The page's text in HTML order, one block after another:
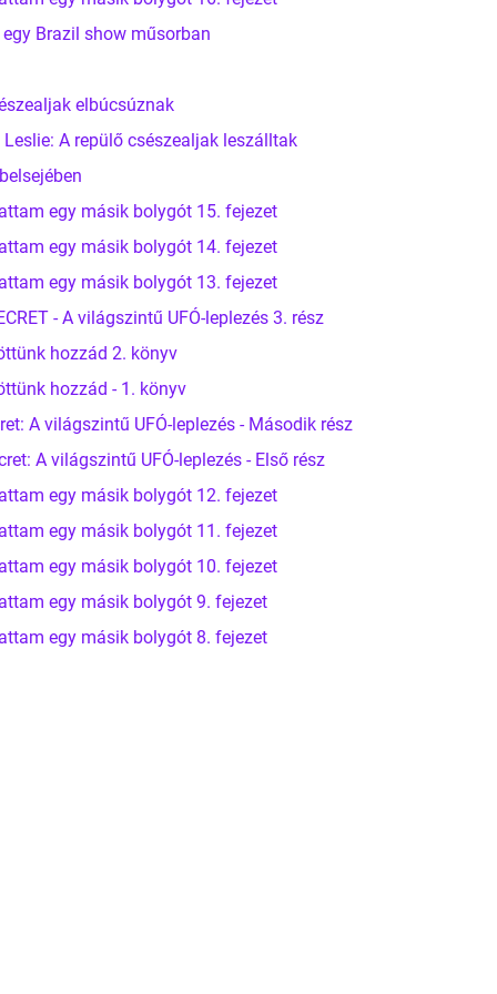
Brazil show műsorban
elbúcsúznak
A repülő csészealjak leszálltak
egy másik bolygót 15. fejezet
egy másik bolygót 14. fejezet
egy másik bolygót 13. fejezet
- A világszintű UFÓ-leplezés 3. rész
hozzád 2. könyv
hozzád - 1. könyv
A világszintű UFÓ-leplezés - Második rész
A világszintű UFÓ-leplezés - Első rész
egy másik bolygót 12. fejezet
egy másik bolygót 11. fejezet
egy másik bolygót 10. fejezet
egy másik bolygót 9. fejezet
egy másik bolygót 8. fejezet